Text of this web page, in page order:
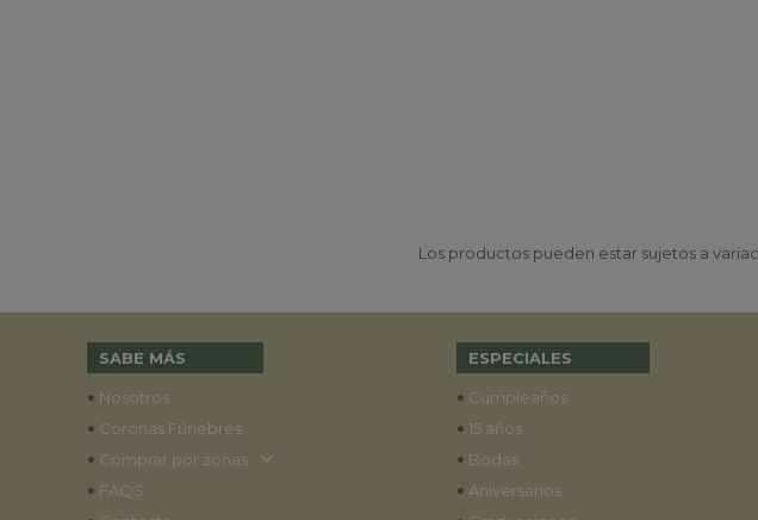
Los productos pueden estar sujetos a
SABE MÁS
• Nosotros
• Coronas Fúnebres
• Comprar por zonas
• FAQS
ESPECIALES
• Cumpleaños
• 15 años
• Bodas
• Aniversarios